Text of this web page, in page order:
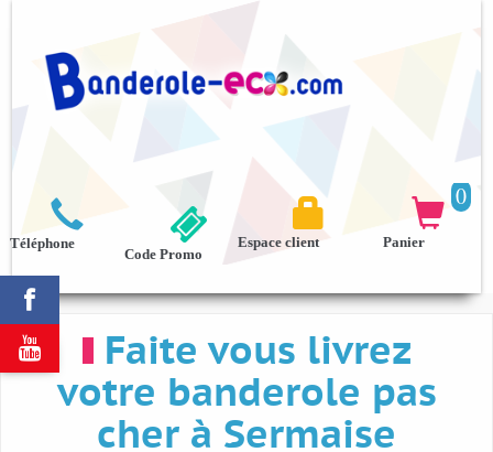



Téléphone
0

Panier

Espace client
Code Promo
Faite vous livrez
votre banderole pas
cher à Sermaise